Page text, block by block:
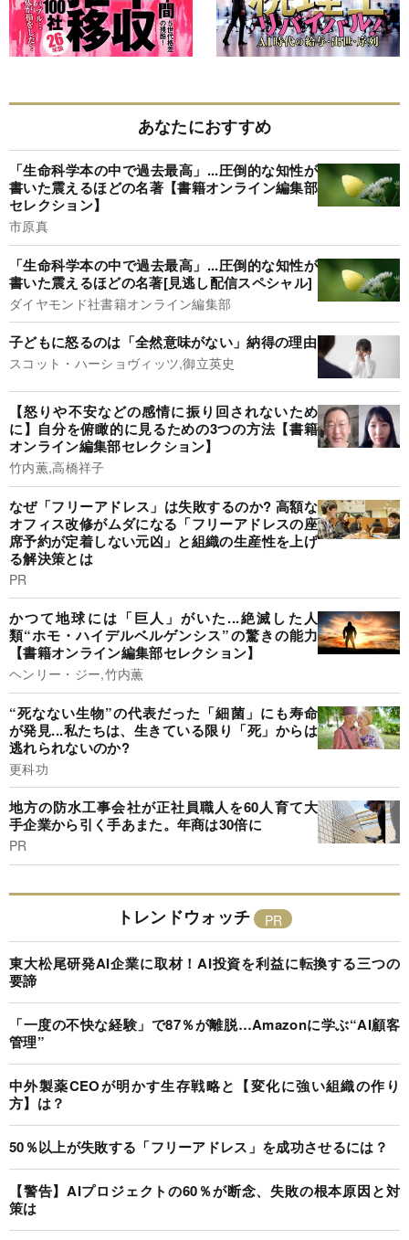
あなたにおすすめ
「生命科学本の中で過去最高」...圧倒的な知性が
書いた震えるほどの名著【書籍オンライン編集部
セレクション】
市原真
「生命科学本の中で過去最高」...圧倒的な知性が
書いた震えるほどの名著[見逃し配信スペシャル]
ダイヤモンド社書籍オンライン編集部
子どもに怒るのは「全然意味がない」納得の理由
スコット・ハーショヴィッツ,御立英史
【怒りや不安などの感情に振り回されないため
に】自分を俯瞰的に見るための3つの方法【書籍
オンライン編集部セレクション】
竹内薫,高橋祥子
なぜ「フリーアドレス」は失敗するのか? 高額な
オフィス改修がムダになる「フリーアドレスの座
席予約が定着しない元凶」と組織の生産性を上げ
る解決策とは
PR
かつて地球には「巨人」がいた...絶滅した人
類“ホモ・ハイデルベルゲンシス”の驚きの能力
【書籍オンライン編集部セレクション】
ヘンリー・ジー,竹内薫
“死なない生物”の代表だった「細菌」にも寿命
が発見...私たちは、生きている限り「死」からは
逃れられないのか?
更科功
地方の防水工事会社が正社員職人を60人育て大
手企業から引く手あまた。年商は30倍に
PR
トレンドウォッチ
東大松尾研発AI企業に取材！AI投資を利益に転換する三つの
要諦
「一度の不快な経験」で87％が離脱…Amazonに学ぶ“AI顧客
管理”
中外製薬CEOが明かす生存戦略と【変化に強い組織の作り
方】は？
50％以上が失敗する「フリーアドレス」を成功させるには？
【警告】AIプロジェクトの60％が断念、失敗の根本原因と対
策は